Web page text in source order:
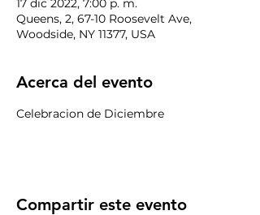
17 dic 2022, 7:00 p. m.
Queens, 2, 67-10 Roosevelt Ave,
Woodside, NY 11377, USA
Acerca del evento
Celebracion de Diciembre
Compartir este evento